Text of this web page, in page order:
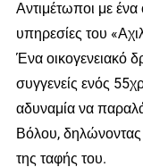
Αντιμέτωποι με ένα
υπηρεσίες του
Ένα οικογενειακό
συγγενείς ενός
αδυναμία να
Βόλου,
της ταφής του.